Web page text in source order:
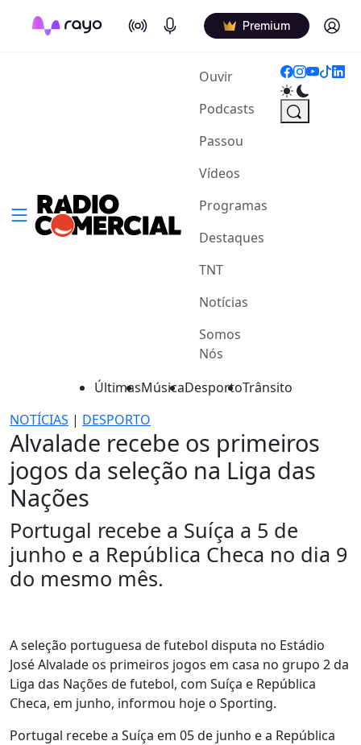
On Air Podcasts Premium Log in
Ouvir(current)
Podcasts
Passou
Vídeos
Programas
Destaques
TNT
Notícias
Somos
Nós
ÚltimasMúsicaDesportoTrânsito
NOTÍCIAS | DESPORTO
Alvalade recebe os primeiros
jogos da seleção na Liga das
Nações
Portugal recebe a Suíça a 5 de
junho e a República Checa no dia 9
do mesmo mês.
A seleção portuguesa de futebol disputa no Estádio
José Alvalade os primeiros jogos em casa no grupo 2 da
Liga das Nações de futebol, com Suíça e República
Checa, em junho, informou hoje o Sporting.
Portugal recebe a Suíça em 05 de junho e a República